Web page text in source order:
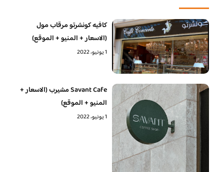
كافيه كونشرتو مرقاب مول
(الاسعار + المنيو + الموقع)
1 يونيو، 2022
Savant Cafe مشيرب (الاسعار +
المنيو + الموقع)
1 يونيو، 2022